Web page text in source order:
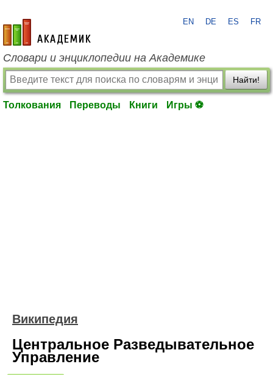
academic.ru
EN DE ES FR
Словари и энциклопедии на Академике
Найти!
Толкования Переводы Книги Игры ⚽
Википедия
Центральное Разведывательное
Управление